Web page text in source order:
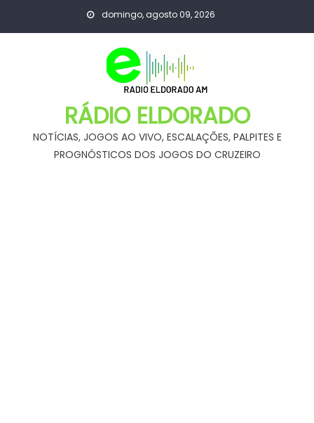
domingo, agosto 09, 2026
RÁDIO ELDORADO
NOTÍCIAS, JOGOS AO VIVO, ESCALAÇÕES, PALPITES E
PROGNÓSTICOS DOS JOGOS DO CRUZEIRO